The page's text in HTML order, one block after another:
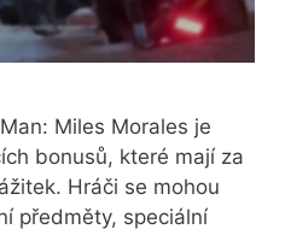
Miles Morales je
bonusů, které mají za
Hráči se mohou
předměty, speciální